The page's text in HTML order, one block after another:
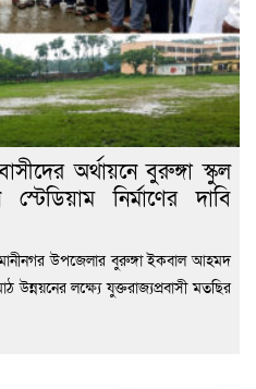
অর্থায়নে বুরুঙ্গা স্কুল
নির্মাণের দাবি
উপজেলার বুরুঙ্গা ইকবাল আহমদ
উন্নয়নের লক্ষ্যে যুক্তরাজ্যপ্রবাসী মতছির